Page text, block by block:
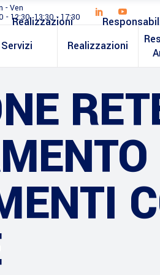
- Ven
- 12:30, 13:30 - 17:30
Servizi Realizzazioni
Realizzazioni